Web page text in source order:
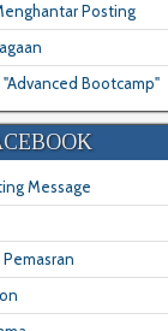
Posting
Bootcamp"
Message
Pemasran